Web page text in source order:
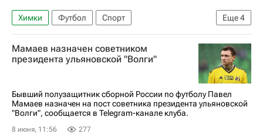
Еще4
Химки Футбол
Спорт
Андрей Талалаев
Сергей Рыжиков
Рубин
Балтика
Мамаев назначен советником
президента ульяновской "Волги"
Бывший полузащитник сборной России по футболу Павел
Мамаев назначен на пост советника президента ульяновской
"Волги", сообщается в Telegram-канале клуба.
8 июня, 11:56 277